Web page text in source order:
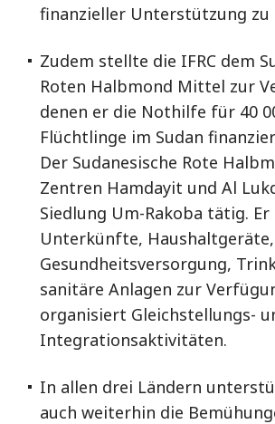
finanzieller Unterstützung zu
Zudem stellte die IFRC dem
Roten Halbmond Mittel zur
denen er die Nothilfe für 40
Flüchtlinge im Sudan
Der Sudanesische Rote
Zentren Hamdayit und Al
Siedlung Um-Rakoba tätig.
Unterkünfte, Haushaltgeräte,
Gesundheitsversorgung,
sanitäre Anlagen zur
organisiert Gleichstellungs-
Integrationsaktivitäten.
In allen drei Ländern
auch weiterhin die